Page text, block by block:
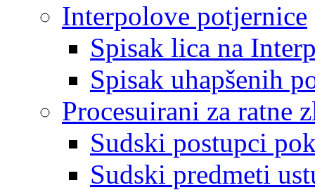
Interpolove potjernice
Spisak lica na
Spisak uhapšenih
Procesuirani za ratne
Sudski postupci
Sudski predmeti